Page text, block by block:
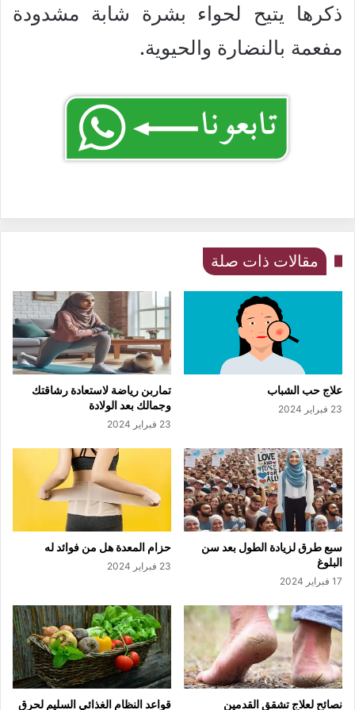
ذكرها يتيح لحواء بشرة شابة مشدودة
مفعمة بالنضارة والحيوية.
مقالات ذات صلة
علاج حب الشباب
23 فبراير 2024
تماربن رياضة لاستعادة رشاقتك
وجمالك بعد الولادة
23 فبراير 2024
سبع طرق لزيادة الطول بعد سن
البلوغ
17 فبراير 2024
حزام المعدة هل من فوائد له
23 فبراير 2024
نصائح لعلاج تشقق القدمين قواعد النظام الغذائي السليم لحرق